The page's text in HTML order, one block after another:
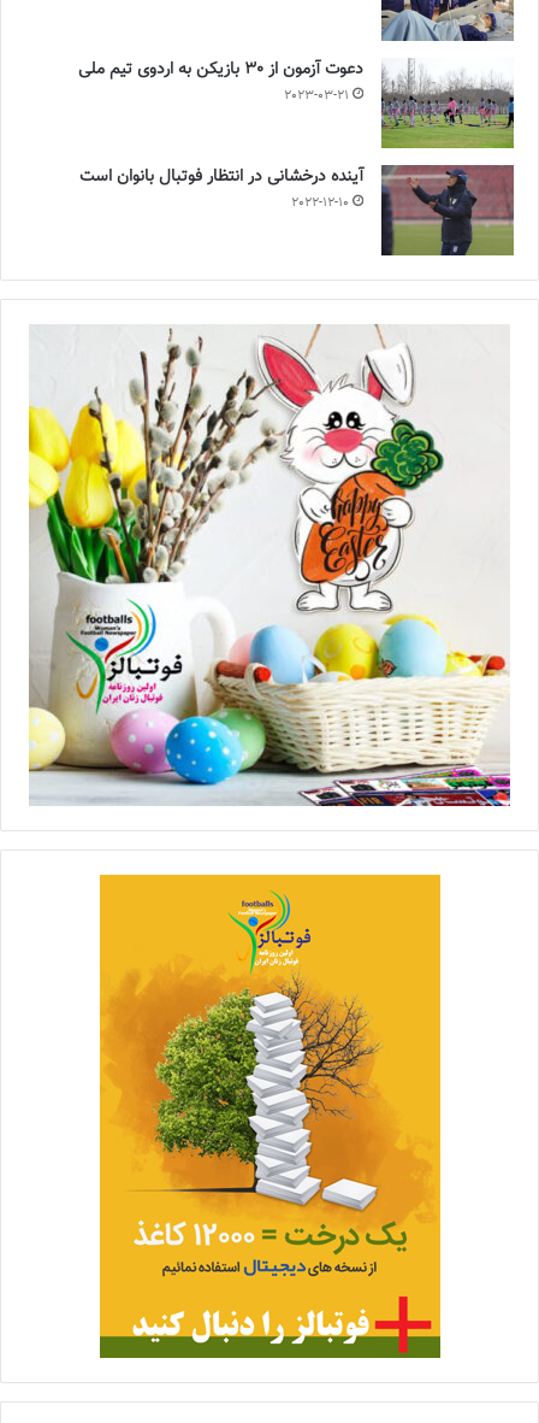
دعوت آزمون از 30 بازیکن به اردوی تیم ملی
2023-03-21
آینده درخشانی در انتظار فوتبال بانوان است
2022-12-10